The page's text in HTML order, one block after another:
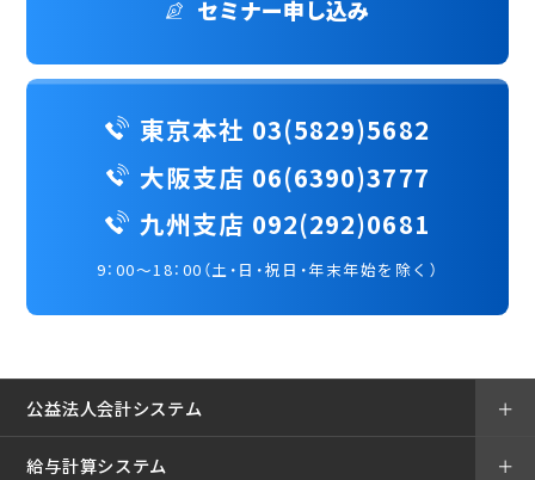
セミナー申し込み
東京本社 03(5829)5682
大阪支店 06(6390)3777
九州支店 092(292)0681
9：00～18：00（土・日・祝日・年末年始を除く）
公益法人会計システム ＋
給与計算システム ＋